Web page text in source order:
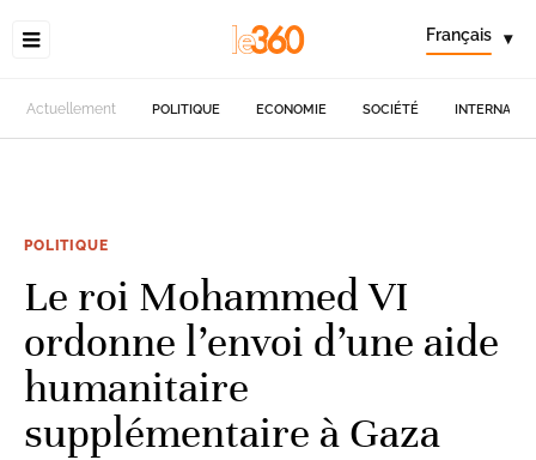
Français ▾
Actuellement POLITIQUE ECONOMIE SOCIÉTÉ
POLITIQUE
Le roi Mohammed VI
ordonne l’envoi d’une aide
humanitaire
supplémentaire à Gaza